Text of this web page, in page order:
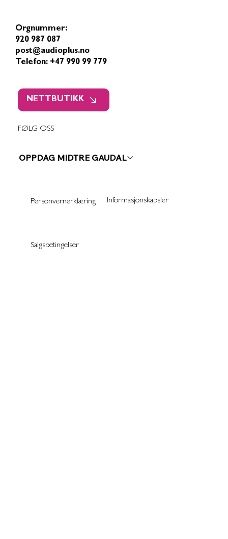
Personvernerklæring Informasjonskapsler
Salgsbetingelser
NETTBUTIKK
FØLG OSS
OPPDAG MIDTRE GAUDAL
Orgnummer:
920 987 087
post@audioplus.no
Telefon: +47 990 99 779